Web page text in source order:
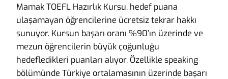
Mamak TOEFL Hazırlık Kursu, hedef puana
ulaşamayan öğrencilerine ücretsiz tekrar hakkı
sunuyor. Kursun başarı oranı %90’ın üzerinde ve
mezun öğrencilerin büyük çoğunluğu
hedefledikleri puanları alıyor. Özellikle speaking
bölümünde Türkiye ortalamasının üzerinde başarı